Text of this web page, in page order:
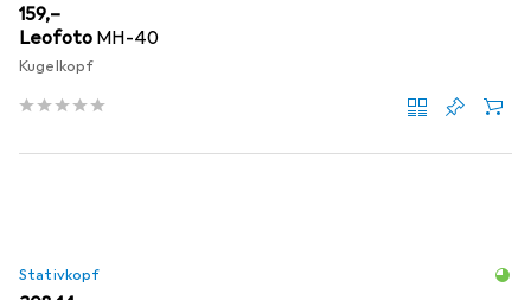
EUR
159,–
Leofoto MH-40
Kugelkopf
Stativkopf